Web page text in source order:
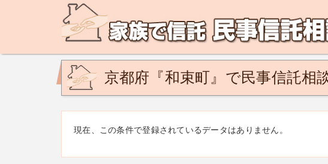
民事信託の相談なら、家族で信託 民事信託相談ネットで解決！こんなひと
ど。あなたの悩みを地域の専門家が解決致します！
京都府『和束町』で民事信託相
現在、この条件で登録されているデータはありません。